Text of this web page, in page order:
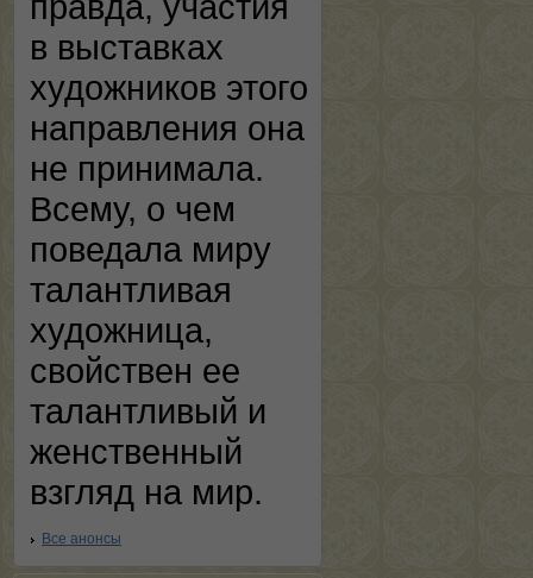
в выставках
художников этого
направления она
не принимала.
Всему, о чем
поведала миру
талантливая
художница,
свойствен ее
талантливый и
женственный
взгляд на мир.
Все анонсы